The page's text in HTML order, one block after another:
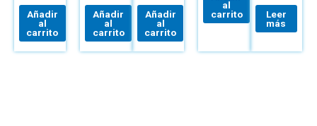
Añadir
al
carrito
Añadir
al
carrito
Añadir
al
carrito
al
carrito
Leer
más